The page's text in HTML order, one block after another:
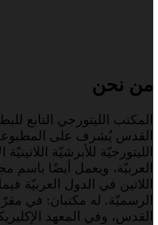
من نحن
المكتب الليتورجي التابع
القدس يُشرف على
الليتورجيّة للأبرشيّة
العربيّة، ويعمل أيضًا باسم
اللاتين في الدول العربيّة
الرسميّة. له مكتبان: في
القدس، وفي المعهد